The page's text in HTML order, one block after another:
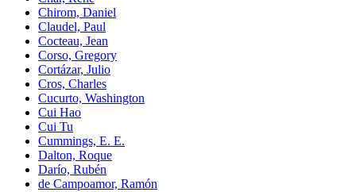
Chirom, Daniel
Claudel, Paul
Cocteau, Jean
Corso, Gregory
Cortázar, Julio
Cros, Charles
Cucurto, Washington
Cui Hao
Cui Tu
Cummings, E. E.
Dalton, Roque
Darío, Rubén
de Campoamor, Ramón